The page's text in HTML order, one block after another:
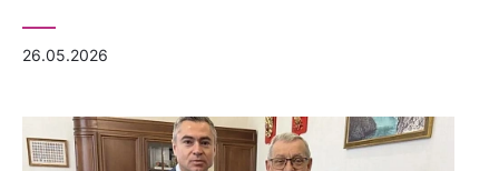
26.05.2026